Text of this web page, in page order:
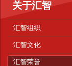
关于汇智
汇智组织
汇智文化
汇智荣誉